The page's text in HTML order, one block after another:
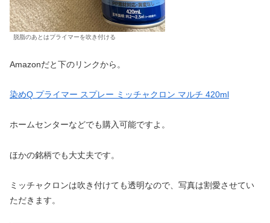
脱脂のあとはプライマーを吹き付ける
Amazonだと下のリンクから。
染めQ プライマー スプレー ミッチャクロン マルチ 420ml
ホームセンターなどでも購入可能ですよ。
ほかの銘柄でも大丈夫です。
ミッチャクロンは吹き付けても透明なので、写真は割愛させてい
ただきます。